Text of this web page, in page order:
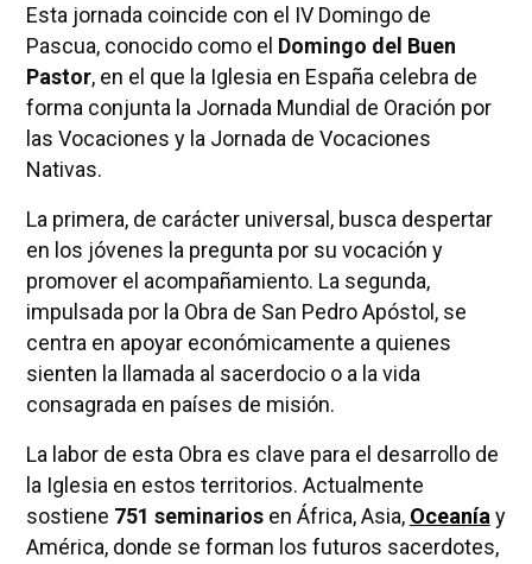
Esta jornada coincide con el IV Domingo de
Pascua, conocido como el Domingo del Buen
Pastor, en el que la Iglesia en España celebra de
forma conjunta la Jornada Mundial de Oración por
las Vocaciones y la Jornada de Vocaciones
Nativas.
La primera, de carácter universal, busca despertar
en los jóvenes la pregunta por su vocación y
promover el acompañamiento. La segunda,
impulsada por la Obra de San Pedro Apóstol, se
centra en apoyar económicamente a quienes
sienten la llamada al sacerdocio o a la vida
consagrada en países de misión.
La labor de esta Obra es clave para el desarrollo de
la Iglesia en estos territorios. Actualmente
sostiene 751 seminariosen África, Asia, Oceanía y
América, donde se forman los futuros sacerdotes,